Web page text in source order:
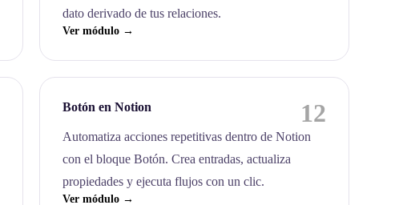
dato derivado de tus relaciones.
Ver módulo →
Botón en Notion 12
Automatiza acciones repetitivas dentro de Notion
con el bloque Botón. Crea entradas, actualiza
propiedades y ejecuta flujos con un clic.
Ver módulo →